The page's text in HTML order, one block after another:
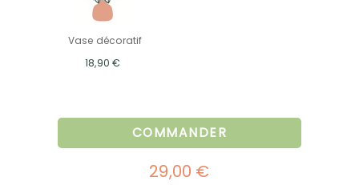
Vase décoratif
18,90 €
COMMANDER
29,00 €